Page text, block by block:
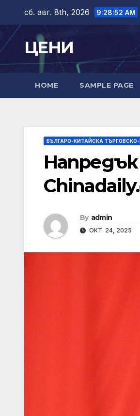
content
сб. авг. 8th, 2026 9:28:53 AM
ЦЕНИ
HOME SAMPLE PAGE
БЪЛГАРО-КИТАЙСКА
By admin
ОКТ. 24, 2025